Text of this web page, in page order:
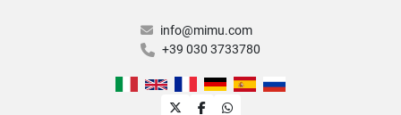
info@mimu.com
+39 030 3733780
twitterfacebookwhatsapp